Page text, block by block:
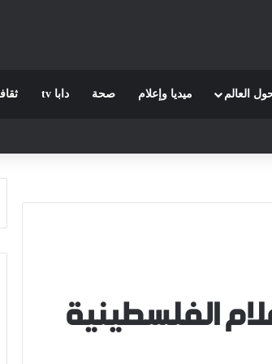
العالم ميديا وإعلام صحة دابا tv
الفلسطينية